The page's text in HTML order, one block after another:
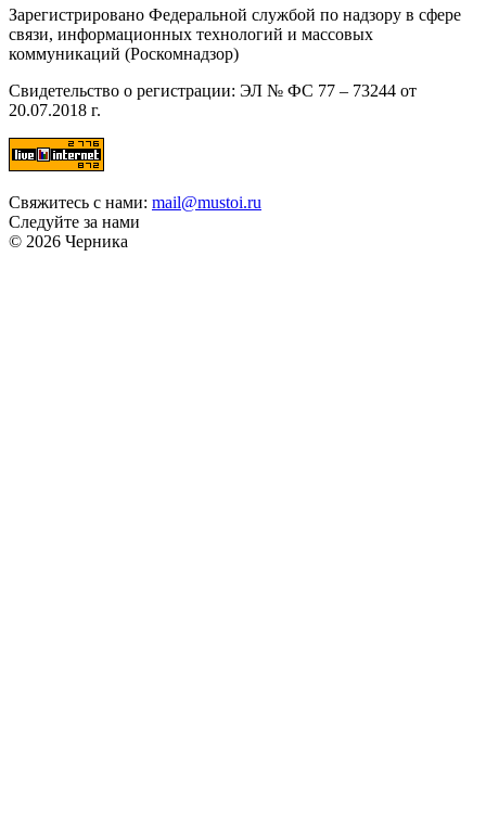
Зарегистрировано Федеральной службой по надзору в сфере
связи, информационных технологий и массовых
коммуникаций (Роскомнадзор)
Свидетельство о регистрации: ЭЛ № ФС 77 – 73244 от
20.07.2018 г.
Свяжитесь с нами: mail@mustoi.ru
Следуйте за нами
© 2026 Черника